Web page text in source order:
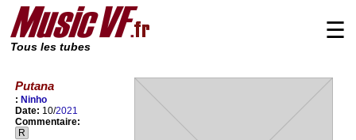
Tous les tubes
☰
Putana
: Ninho
Date: 10/2021
Commentaire:
R